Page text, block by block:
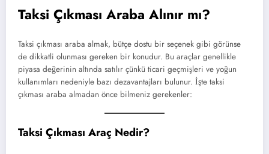
Taksi Çıkması Araba Alınır mı?
Taksi çıkması araba almak, bütçe dostu bir seçenek gibi görünse
de dikkatli olunması gereken bir konudur. Bu araçlar genellikle
piyasa değerinin altında satılır çünkü ticari geçmişleri ve yoğun
kullanımları nedeniyle bazı dezavantajları bulunur. İşte taksi
çıkması araba almadan önce bilmeniz gerekenler:
Taksi Çıkması Araç Nedir?